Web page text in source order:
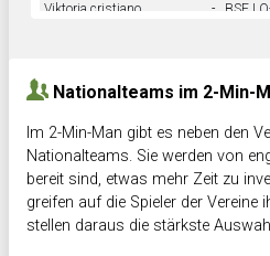
Viktoria cristiano - BSF
Nationalteams im 2-Min-
Im 2-Min-Man gibt es neben den
Nationalteams. Sie werden von
bereit sind, etwas mehr Zeit zu
greifen auf die Spieler der Vereine
stellen daraus die stärkste